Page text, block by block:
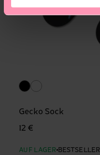
Gecko Sock
12 €
AUF LAGER BESTSELLER